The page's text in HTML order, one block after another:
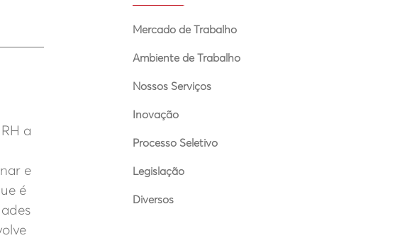
a
e
é
Mercado de Trabalho
Ambiente de Trabalho
Nossos Serviços
Inovação
Processo Seletivo
Legislação
Diversos